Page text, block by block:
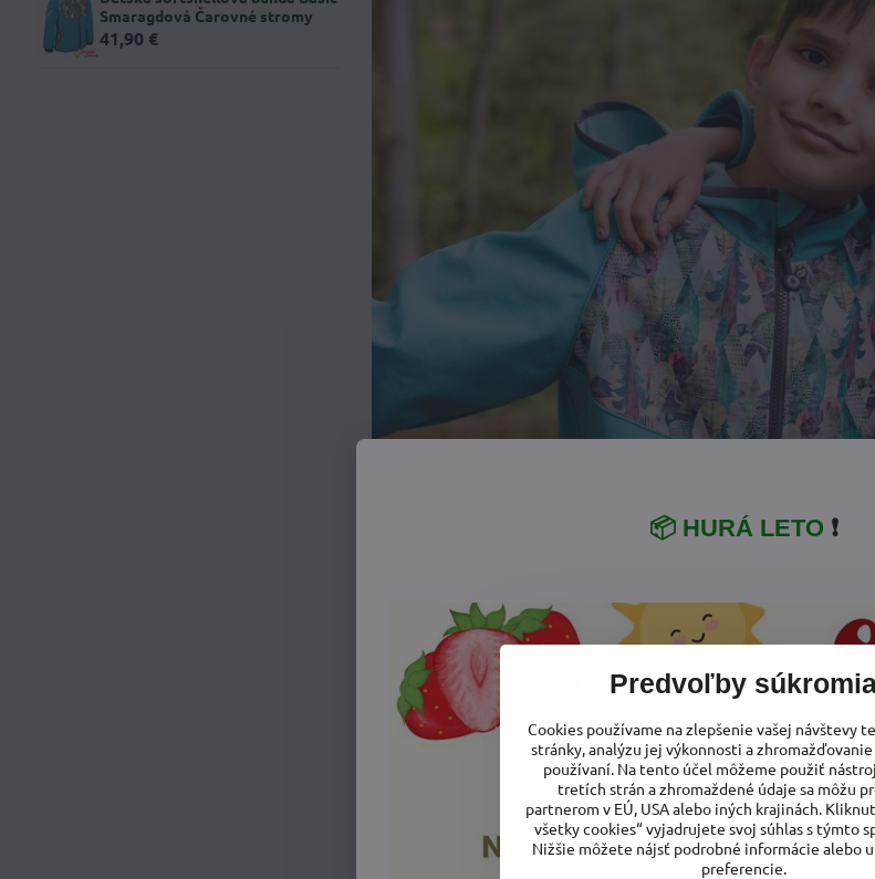
Príjemný strih perfektne plní svoju
Predĺžený strih v zadnej časti bundy,bundička zakryje aj
- Bunda mástojací límec
Rukávy sú zakončené nápletom, abydo rukávov
v prednej časti dve vrecká na zahriatie rúk,
Zips na bunde je pri krku podložený ochrannou légou.
- Léga je u brady zakončená tak, žebráni nechcenému
Smaragdová Čarovné stromy
41,90 €
Predvoľby
Cookies používame na zlepšenie vašej návštevy
stránky, analýzu jej výkonnosti a
používaní. Na tento účel môžeme použiť
tretích strán a zhromaždené údaje sa môžu
partnerom v EÚ, USA alebo iných krajinách.
všetky cookies“ vyjadrujete svoj súhlas s týmto
Nižšie môžete nájsť podrobné informácie alebo
preferencie.
📦 HURÁ LETO ❗